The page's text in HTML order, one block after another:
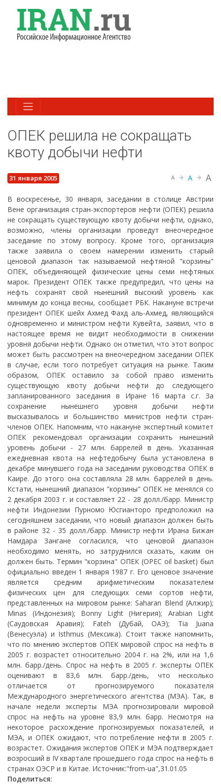
ОПЕК решила не сокращать
квоту добычи нефти
31 января 2005 A A A
В воскресенье, 30 января, заседании в столице Австрии
Вене организация стран-экспортеров нефти (ОПЕК) решила
не сокращать существующую квоту добычи нефти, однако,
возможно, члены организации проведут внеочередное
заседание по этому вопросу. Кроме того, организация
также заявила о своем намерении изменить старый
ценовой диапазон так называемой нефтяной "корзины"
ОПЕК, объединяющей физические цены семи нефтяных
марок. Президент ОПЕК также предупредил, что цены на
нефть сохранят свой нынешний высокий уровень как
минимум до конца весны, сообщает РБК. Накануне встречи
президент ОПЕК шейх Ахмед Фахд аль-Ахмед, являющийся
одновременно и министром нефти Кувейта, заявил, что в
настоящее время не видит необходимости в снижении
уровня добычи нефти. Однако он отметил, что этот вопрос
может быть рассмотрен на внеочередном заседании ОПЕК
в случае, если того потребует ситуация на рынке. Таким
образом, ОПЕК оставило за собой право изменить
существующую квоту добычи нефти до следующего
запланированного заседания в Иране 16 марта с.г. За
сохранение нынешнего уровня добычи нефти
высказывалось и большинство министров нефти стран-
членов ОПЕК. Напомним, что накануне экспертный комитет
ОПЕК рекомендовал организации сохранить нынешний
уровень добычи - 27 млн. баррелей в день. Указанная
ежедневная квота на нефтедобычу была установлена в
декабре минувшего года на заседании руководства ОПЕК в
Каире. До этого она составляла 28 млн. баррелей в день.
Кстати, нынешний диапазон "корзины" ОПЕК не менялся со
2 декабря 2003 г. и составляет 22 - 28 долл./барр. Министр
нефти Индонезии Пурномо Юсгианторо предположил на
сегодняшнем заседании, что новый диапазон должен быть
в районе 32 - 35 долл./барр. Министр нефти Ирана Бижан
Намдара Зангане согласился, что ценовой диапазон
необходимо менять, но затруднился сказать, каким он
должен быть. Термин "корзина" ОПЕК (OPEC oil basket) был
официально введен 1 января 1987 г. Его ценовое значение
является средним арифметическим показателем
физических цен для следующих семи сортов нефти,
представленных на мировом рынке: Saharan Blend (Алжир);
Minas (Индонезия); Bonny Light (Нигерия); Arabian Light
(Саудовская Аравия); Fateh (Дубай, ОАЭ); Tia Juana
(Венесуэла) и Isthmus (Мексика). Стоит также напомнить,
что по мнению экспертов ОПЕК мировой спрос на нефть в
2005 г. возрастет относительно 2004 г. на 2%, или на 1,6
млн. барр./день. Спрос на нефть в 2005 г. эксперты ОПЕК
оценивают в 83,6 млн. барр./день, что несколько
отличается от прогнозируемого показателя
Международного энергетического агентства (МЭА). Так, в
начале недели эксперты МЭА прогнозировали мировой
спрос на нефть на уровне 83,9 млн. барр. Несмотря на
некоторое расхождение прогнозируемых показателей, и
МЭА, и ОПЕК ожидают, что потребление нефти в 2005 г.
возрастет. Ожидания экспертов ОПЕК и МЭА подтверждает
возросший в IV квартале прошедшего года спрос на нефть в
странах ОЭСР и в Китае. Источник:"from-ua",31.01.05
Поделиться: